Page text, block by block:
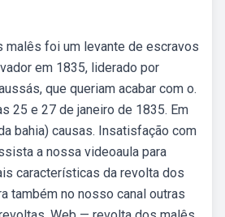
malês foi um levante de escravos
em 1835, liderado por
que queriam acabar com o.
25 e 27 de janeiro de 1835. Em
bahia) causas. Insatisfação com
a nossa videoaula para
características da revolta dos
também no nosso canal outras